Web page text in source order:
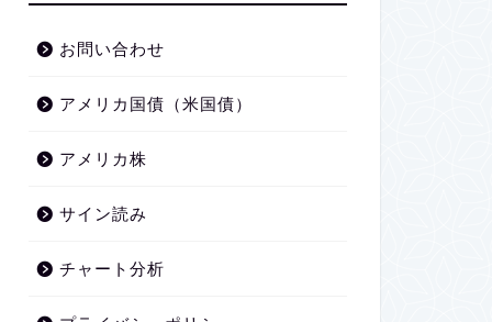
お問い合わせ
アメリカ国債（米国債）
アメリカ株
サイン読み
チャート分析